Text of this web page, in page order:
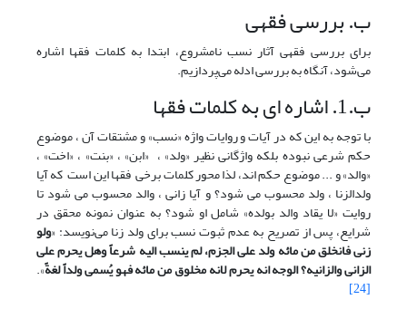
ب. بررسی فقهی
برای بررسی فقهی آثار نسب نامشروع، ابتدا به کلمات فقها اشاره
می‌شود، آنگاه به بررسی ادله می‌پردازیم.
ب.1. اشاره ای به کلمات فقها
با توجه به این که در آیات و روایات واژه «نسب» و مشتقات آن ، موضوع
حکم شرعی نبوده بلکه واژگانی نظیر «ولد» ، «ابن» ، «بنت» ، «اخت» ،
«والد» و ... موضوع حکم اند، لذا محور کلمات برخی فقها این است که آیا
ولدالزنا ، ولد محسوب می شود؟ و آیا زانی ، والد محسوب می شود تا
روایت «لا یقاد والد بولده» شامل او شود؟ به عنوان نمونه محقق در
شرایع، پس از تصریح به عدم ثبوت نسب برای ولد زنا می‌نویسد: «ولو
زنی فانخلق من مائه ولد علی الجزم، لم ینسب الیه شرعاً وهل یحرم علی
الزانی والزانیه؟ الوجه انه یحرم لانه مخلوق من مائه فهو یُسمی ولداً لغةً».
[24]